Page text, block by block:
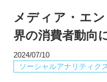
メディア・エ
界の消費者動向
2024/07/10
ソーシャルアナリティク